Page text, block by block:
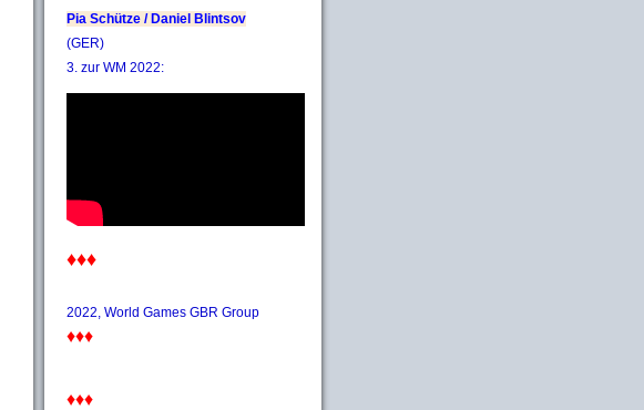
Pia Schütze / Daniel Blintsov
(GER)
3. zur WM 2022:
♦♦♦
2022, World Games GBR Group
♦♦♦
♦♦♦